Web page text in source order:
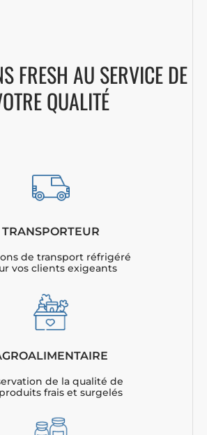
FRESH AU SERVICE DE
QUALITÉ
TRANSPORTEUR
de transport réfrigéré
vos clients exigeants
de la qualité de
frais et surgelés